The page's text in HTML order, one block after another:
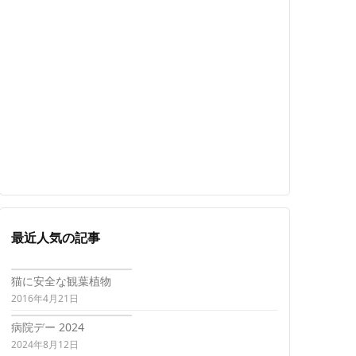
最近人気の記事
猫に安全な観葉植物
2016年4月21日
病院デー 2024
2024年8月12日